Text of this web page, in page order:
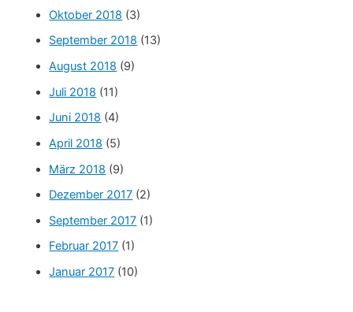
Oktober 2018 (3)
September 2018 (13)
August 2018 (9)
Juli 2018 (11)
Juni 2018 (4)
April 2018 (5)
März 2018 (9)
Dezember 2017 (2)
September 2017 (1)
Februar 2017 (1)
Januar 2017 (10)